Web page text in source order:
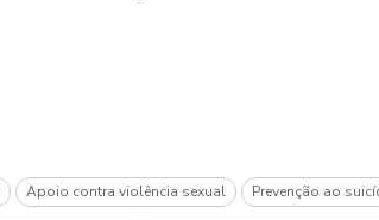
Apoio contra violência sexual Prevenção ao